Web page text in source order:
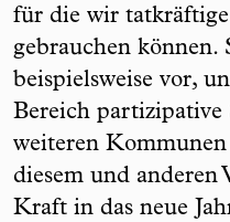
für die wir
gebrauchen können.
beispielsweise vor,
Bereich
weiteren
diesem und anderen
Kraft in das neue